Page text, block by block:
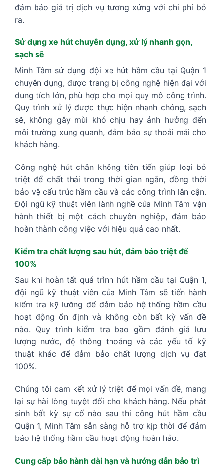
đảm bảo giá trị dịch vụ tương xứng với chi phí bỏ
ra.
Sử dụng xe hút chuyên dụng, xử lý nhanh gọn,
sạch sẽ
Minh Tâm sử dụng đội xe hút hầm cầu tại Quận 1
chuyên dụng, được trang bị công nghệ hiện đại với
dung tích lớn, phù hợp cho mọi quy mô công trình.
Quy trình xử lý được thực hiện nhanh chóng, sạch
sẽ, không gây mùi khó chịu hay ảnh hưởng đến
môi trường xung quanh, đảm bảo sự thoải mái cho
khách hàng.
Công nghệ hút chân không tiên tiến giúp loại bỏ
triệt để chất thải trong thời gian ngắn, đồng thời
bảo vệ cấu trúc hầm cầu và các công trình lân cận.
Đội ngũ kỹ thuật viên lành nghề của Minh Tâm vận
hành thiết bị một cách chuyên nghiệp, đảm bảo
hoàn thành công việc với hiệu quả cao nhất.
Kiểm tra chất lượng sau hút, đảm bảo triệt để
100%
Sau khi hoàn tất quá trình hút hầm cầu tại Quận 1,
đội ngũ kỹ thuật viên của Minh Tâm sẽ tiến hành
kiểm tra kỹ lưỡng để đảm bảo hệ thống hầm cầu
hoạt động ổn định và không còn bất kỳ vấn đề
nào. Quy trình kiểm tra bao gồm đánh giá lưu
lượng nước, độ thông thoáng và các yếu tố kỹ
thuật khác để đảm bảo chất lượng dịch vụ đạt
100%.
Chúng tôi cam kết xử lý triệt để mọi vấn đề, mang
lại sự hài lòng tuyệt đối cho khách hàng. Nếu phát
sinh bất kỳ sự cố nào sau thi công hút hầm cầu
Quận 1, Minh Tâm sẵn sàng hỗ trợ kịp thời để đảm
bảo hệ thống hầm cầu hoạt động hoàn hảo.
Cung cấp bảo hành dài hạn và hướng dẫn bảo trì